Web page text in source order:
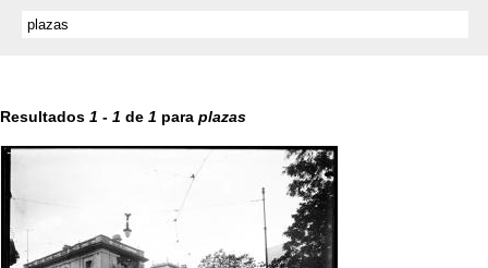
Resultados 1 - 1 de 1 para plazas